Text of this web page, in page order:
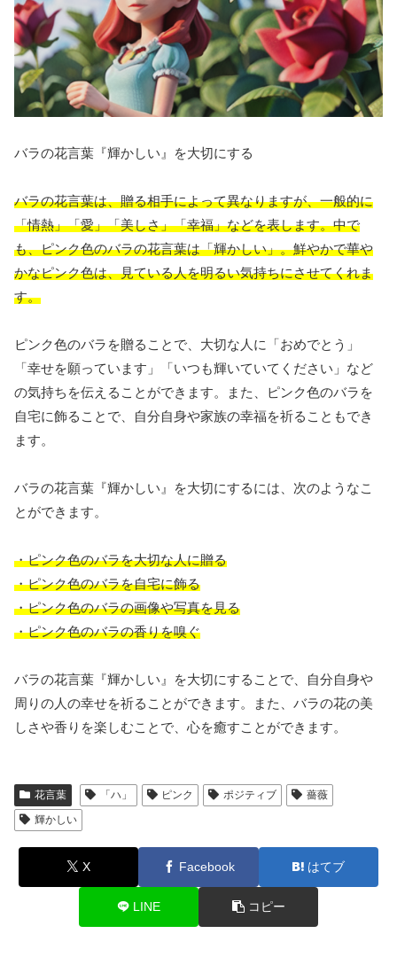
バラの花言葉『輝かしい』を大切にする
バラの花言葉は、贈る相手によって異なりますが、一般的に
「情熱」「愛」「美しさ」「幸福」などを表します。中で
も、ピンク色のバラの花言葉は「輝かしい」。鮮やかで華や
かなピンク色は、見ている人を明るい気持ちにさせてくれま
す。
ピンク色のバラを贈ることで、大切な人に「おめでとう」
「幸せを願っています」「いつも輝いていてください」など
の気持ちを伝えることができます。また、ピンク色のバラを
自宅に飾ることで、自分自身や家族の幸福を祈ることもでき
ます。
バラの花言葉『輝かしい』を大切にするには、次のようなこ
とができます。
・ピンク色のバラを大切な人に贈る
・ピンク色のバラを自宅に飾る
・ピンク色のバラの画像や写真を見る
・ピンク色のバラの香りを嗅ぐ
バラの花言葉『輝かしい』を大切にすることで、自分自身や
周りの人の幸せを祈ることができます。また、バラの花の美
しさや香りを楽しむことで、心を癒すことができます。
花言葉 「ハ」 ピンク ポジティブ
薔薇
輝かしい
X Facebook はてブ
LINE コピー